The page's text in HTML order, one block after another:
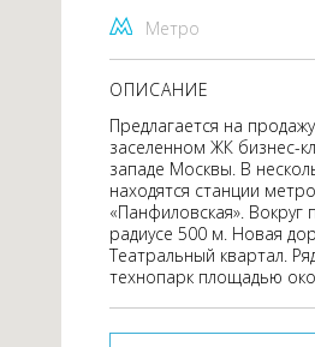
Метро
ОПИСАНИЕ
Предлагается на
заселенном ЖК бизнес-
западе Москвы. В
находятся станции
«Панфиловская».
радиусе 500 м. Новая
Театральный квартал.
технопарк площадью